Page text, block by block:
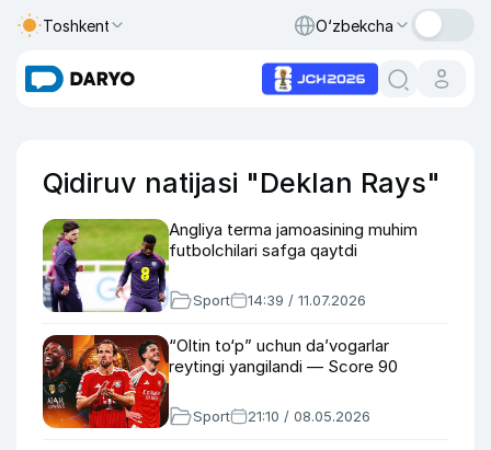
Toshkent O‘zbekcha
Qidiruv natijasi "Deklan Rays"
Angliya terma jamoasining muhim
futbolchilari safga qaytdi
Sport 14:39 / 11.07.2026
“Oltin to‘p” uchun da’vogarlar
reytingi yangilandi — Score 90
Sport 21:10 / 08.05.2026